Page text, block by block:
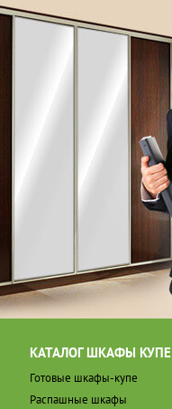
КАТАЛОГ ШКАФЫ КУПЕ
Готовые шкафы-купе
Распашные шкафы